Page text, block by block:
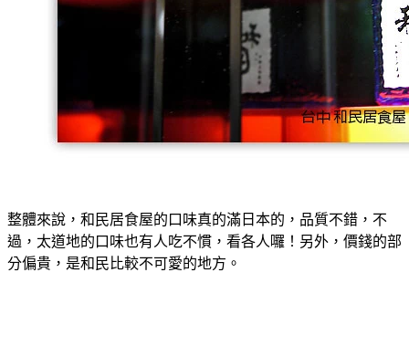
整體來說，和民居食屋的口味真的滿日本的，品質不錯，不
過，太道地的口味也有人吃不慣，看各人囉！另外，價錢的部
分偏貴，是和民比較不可愛的地方。